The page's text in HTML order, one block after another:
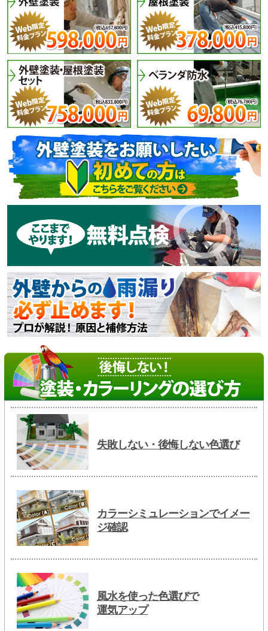
失敗しない・後悔しない色選び
カラーシミュレーションでイメー
ジ確認
風水を使った色選びで
運気アップ